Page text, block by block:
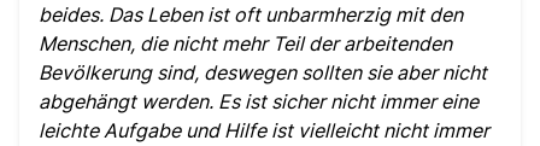
beides. Das Leben ist oft unbarmherzig mit den
Menschen, die nicht mehr Teil der arbeitenden
Bevölkerung sind, deswegen sollten sie aber nicht
abgehängt werden. Es ist sicher nicht immer eine
leichte Aufgabe und Hilfe ist vielleicht nicht immer